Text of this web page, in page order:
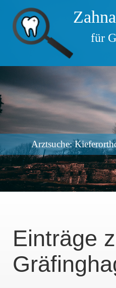
für
Arztsuche:
Einträge